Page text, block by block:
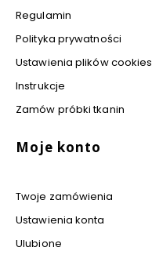
Regulamin
Polityka prywatności
Ustawienia plików cookies
Instrukcje
Zamów próbki tkanin
Moje konto
Twoje zamówienia
Ustawienia konta
Ulubione